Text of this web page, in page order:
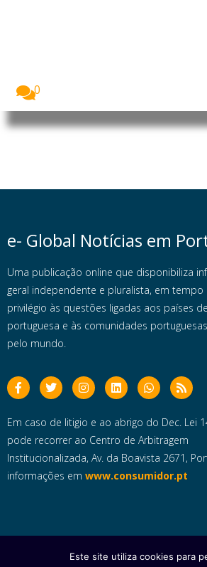
0
e- Global Notícias em
Uma publicação online que disponibiliza
geral independente e pluralista, em tempo
privilégio às questões ligadas aos países
portuguesa e às comunidades
pelo mundo.
Em caso de litigio e ao abrigo do Dec. Lei
pode recorrer ao Centro de Arbitragem
Institucionalizada, Av. da Boavista 2671,
informações em www.consumidor.pt
Copyright © 2025 e- Global Notícias em
Este site utiliza cookies para